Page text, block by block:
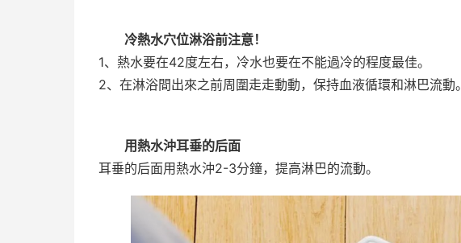
冷熱水穴位淋浴前注意！
1、熱水要在42度左右，冷水也要在不能過冷的程度最佳。
2、在淋浴間出來之前周圍走走動動，保持血液循環和淋巴流動。
用熱水沖耳垂的后面
耳垂的后面用熱水沖2-3分鐘，提高淋巴的流動。